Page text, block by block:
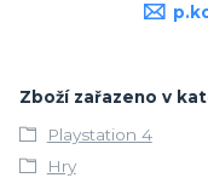
Zboží zařazeno v
Playstation 4
Hry